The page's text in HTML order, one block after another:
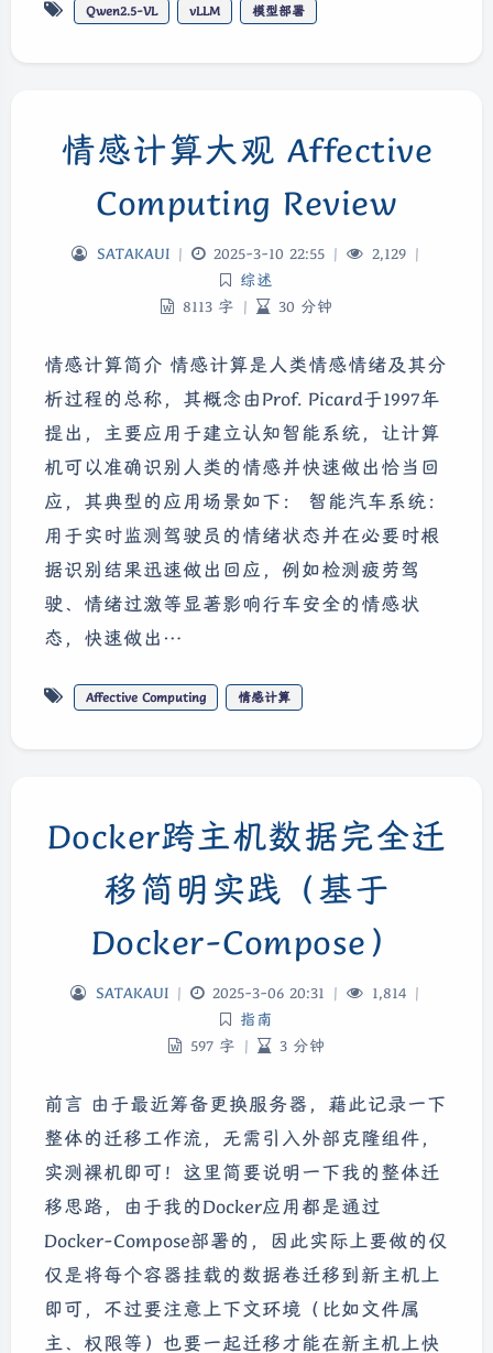
Qwen2.5-VL vLLM 模型部署
情感计算大观 Affective
Computing Review
SATAKAUI | 2025-3-10 22:55 | 2,129 |
综述
8113 字 | 30 分钟
情感计算简介 情感计算是人类情感情绪及其分
析过程的总称，其概念由Prof. Picard于1997年
提出，主要应用于建立认知智能系统，让计算
机可以准确识别人类的情感并快速做出恰当回
应，其典型的应用场景如下： 智能汽车系统：
用于实时监测驾驶员的情绪状态并在必要时根
据识别结果迅速做出回应，例如检测疲劳驾
驶、情绪过激等显著影响行车安全的情感状
态，快速做出…
Affective Computing 情感计算
Docker跨主机数据完全迁
移简明实践（基于
Docker-Compose）
SATAKAUI | 2025-3-06 20:31 | 1,814 |
指南
597 字 | 3 分钟
前言 由于最近筹备更换服务器，藉此记录一下
整体的迁移工作流，无需引入外部克隆组件，
实测裸机即可！这里简要说明一下我的整体迁
移思路，由于我的Docker应用都是通过
Docker-Compose部署的，因此实际上要做的仅
仅是将每个容器挂载的数据卷迁移到新主机上
即可，不过要注意上下文环境（比如文件属
主、权限等）也要一起迁移才能在新主机上快